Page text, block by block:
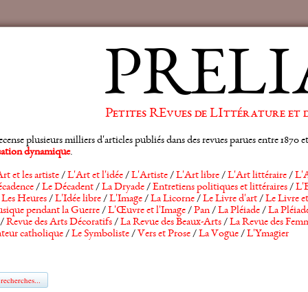
Petites REvues de LIttérature et
plusieurs milliers d'articles publiés dans des revues parues entre 1870
dynamique.
et les artiste/L'Art et l'idée/L'Artiste/L'Art libre/L'Art littéraire/
/Le Décadent/La Dryade/Entretiens politiques et littéraires/
Les Heures/L'Idée libre/L'Image/La Licorne/Le Livre d'art/Le Livre
pendant la Guerre/L'Œuvre et l'Image/Pan/La Pléiade/La
/Revue des Arts Décoratifs/La Revue des Beaux-Arts/La Revue des
catholique/Le Symboliste/ Vers et Prose/La Vogue/L'Ymagier